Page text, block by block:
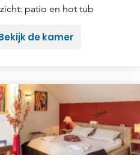
patio en hot tub
de kamer